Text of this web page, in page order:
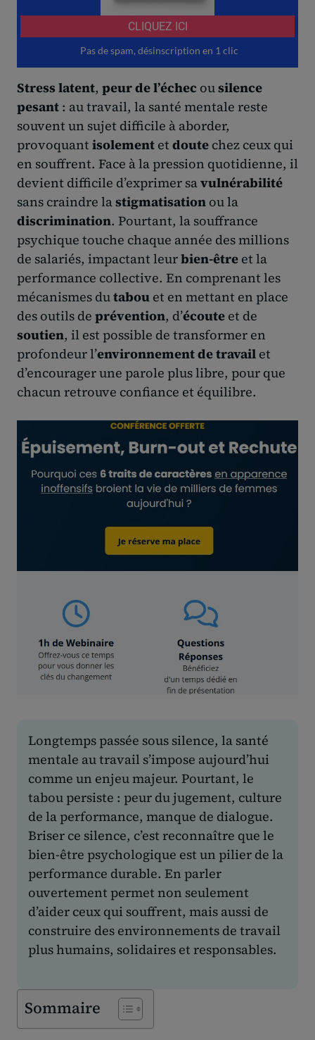
Stress latent, peur de l’échec ousilence
pesant : au travail, la santé mentale reste
souvent un sujet difficile à aborder,
provoquant isolement et doute chez ceux qui
en souffrent. Face à la pression quotidienne, il
devient difficile d’exprimer savulnérabilité
sans craindre lastigmatisation ou la
discrimination. Pourtant, la souffrance
psychique touche chaque année des millions
de salariés, impactant leurbien-être et la
performance collective. En comprenant les
mécanismes dutabou et en mettant en place
des outils de prévention, d’écoute et de
soutien, il est possible de transformer en
profondeur l’environnement de travail et
d’encourager une parole plus libre, pour que
chacun retrouve confiance et équilibre.
Longtemps passée sous silence, la santé
mentale au travail s’impose aujourd’hui
comme un enjeu majeur. Pourtant, le
tabou persiste : peur du jugement, culture
de la performance, manque de dialogue.
Briser ce silence, c’est reconnaître que le
bien-être psychologique est un pilier de la
performance durable. En parler
ouvertement permet non seulement
d’aider ceux qui souffrent, mais aussi de
construire des environnements de travail
plus humains, solidaires et responsables.
Sommaire